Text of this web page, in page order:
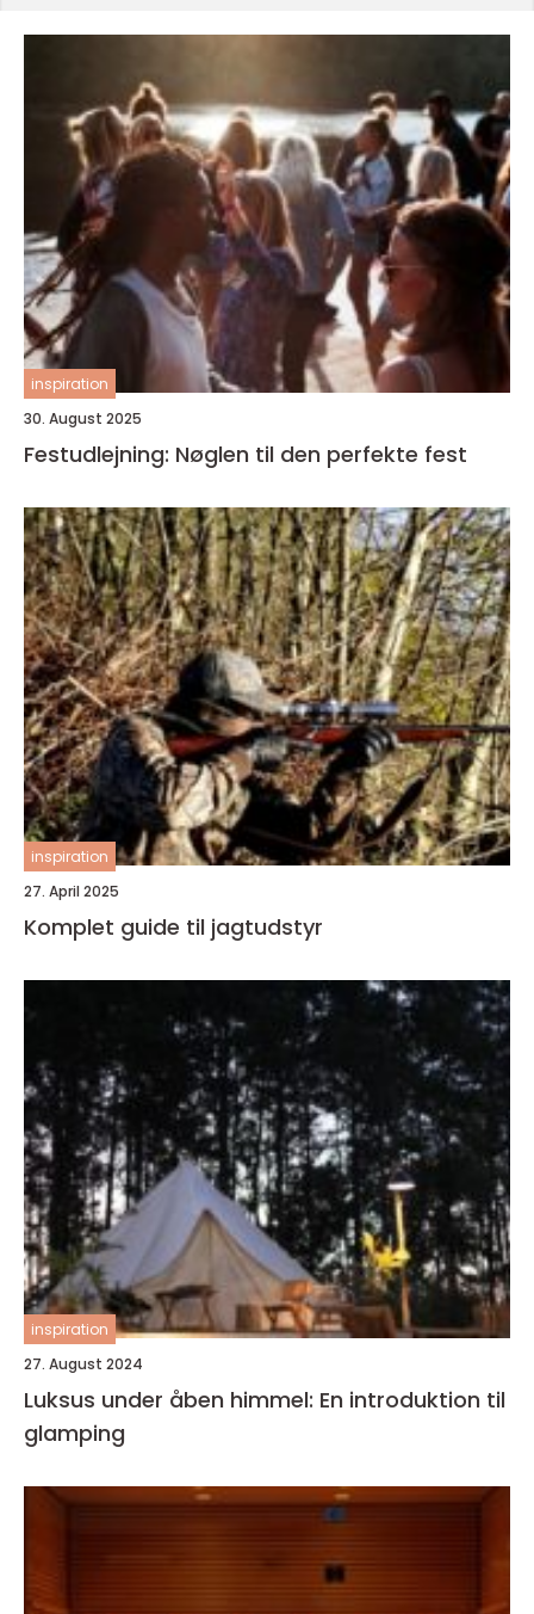
inspiration
30. August 2025
Festudlejning: Nøglen til den perfekte fest
inspiration
27. April 2025
Komplet guide til jagtudstyr
inspiration
27. August 2024
Luksus under åben himmel: En introduktion til
glamping